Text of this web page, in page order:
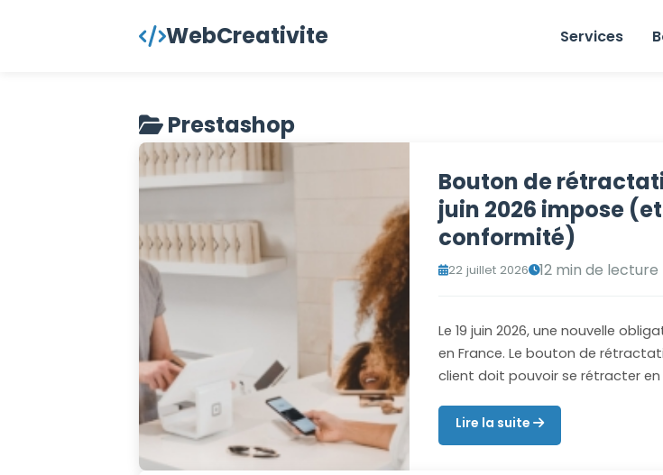
WebCreativite Services
Prestashop
Bouton de
juin 2026 impose
conformité)
22 juillet 2026 12 min de lecture
Le 19 juin 2026, une nouvelle
en France. Le bouton de
client doit pouvoir se rétracter
Lire la suite